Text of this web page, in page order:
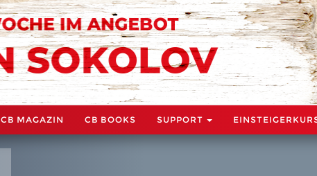
CB MAGAZIN CB BOOKS SUPPORT